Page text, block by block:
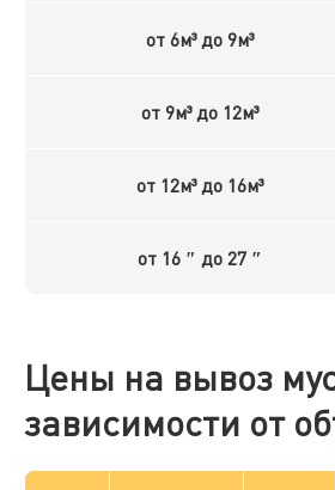
от 6м³ до 9м³
от 9м³ до 12м³
от 12м³ до 16м³
от 16 ″ до 27 ″
Цены на вывоз
зависимости от